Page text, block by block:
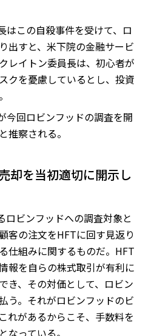
はこの自殺事件を受けて、ロ
出すと、米下院の金融サービ
レイトン委員長は、初心者が
クを憂慮しているとし、投資
今回ロビンフッドの調査を開
推察される。
却を当初適切に開示し
ロビンフッドへの調査対象と
客の注文をHFTに回す見返り
仕組みに関するものだ。HFT
報を自らの株式取引が有利に
き、その対価として、ロビン
う。それがロビンフッドのビ
れがあるからこそ、手数料を
なっている。